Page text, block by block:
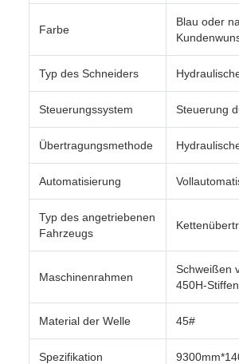
Farbe
Blau oder
Typ des Schneiders
Steuerungssystem Steuerung
Übertragungsmethode
Automatisierung
Typ des angetriebenen
Fahrzeugs
Maschinenrahmen
Schweißen
450H-Stiffen
Material der Welle 45#
Spezifikation